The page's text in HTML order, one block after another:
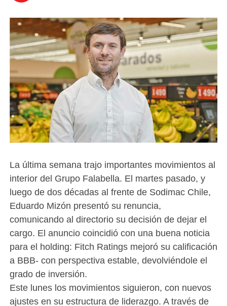
La última semana trajo importantes movimientos al
interior del Grupo Falabella. El martes pasado, y
luego de dos décadas al frente de Sodimac Chile,
Eduardo Mizón presentó su renuncia,
comunicando al directorio su decisión de dejar el
cargo. El anuncio coincidió con una buena noticia
para el holding: Fitch Ratings mejoró su calificación
a BBB- con perspectiva estable, devolviéndole el
grado de inversión.
Este lunes los movimientos siguieron, con nuevos
ajustes en su estructura de liderazgo. A través de